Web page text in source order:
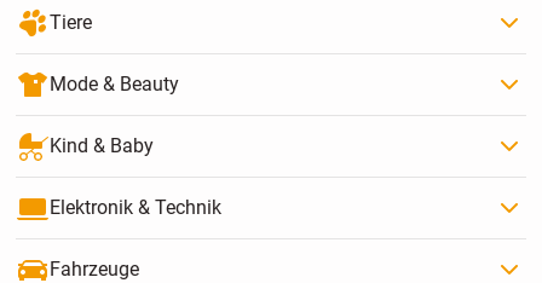
Tiere
Mode & Beauty
Kind & Baby
Elektronik & Technik
Fahrzeuge